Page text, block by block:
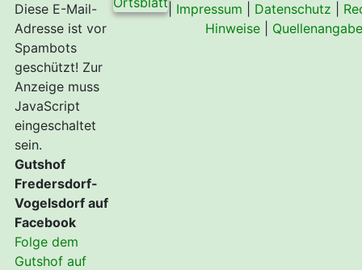
Diese E-Mail-
Adresse ist vor
Spambots
geschützt! Zur
Anzeige muss
JavaScript
eingeschaltet
sein.
Gutshof
Fredersdorf-
Vogelsdorf auf
Facebook
Folge dem
Gutshof auf
Impressum Datenschutz
Hinweise|